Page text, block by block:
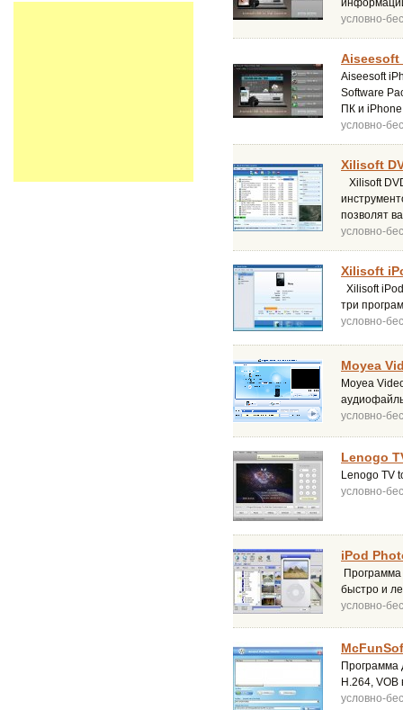
условно-
Aiseesoft
Aiseesoft
Software
ПК и
условно-
Xilisoft
Xilisoft
позволят
условно-
Xilisoft
Xilisoft
три
условно-
Moyea
Moyea
условно-
Lenogo
Lenogo TV
условно-
iPod
быстро и
условно-
Программа
H.264,
условно-